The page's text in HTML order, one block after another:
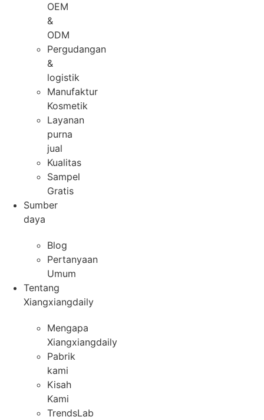
OEM
&
ODM
Pergudangan
&
logistik
Manufaktur
Kosmetik
Layanan
purna
jual
Kualitas
Sampel
Gratis
Sumber
daya
Blog
Pertanyaan
Umum
Tentang
Xiangxiangdaily
Mengapa
Xiangxiangdaily
Pabrik
kami
Kisah
Kami
TrendsLab